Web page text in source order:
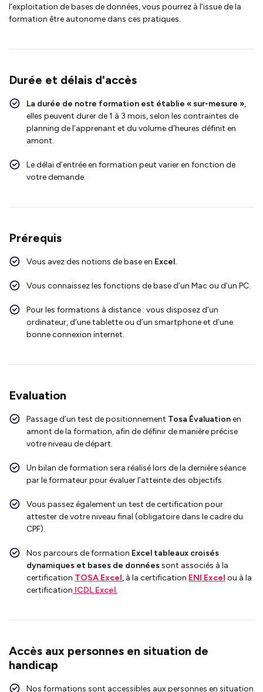
l’exploitation de bases de données, vous pourrez à l’issue de la
formation être autonome dans ces pratiques.
Durée et délais d'accès
La durée de notre formation est établie « sur-mesure »,
elles peuvent durer de 1 à 3 mois, selon les contraintes de
planning de l’apprenant et du volume d’heures définit en
amont.
Le délai d’entrée en formation peut varier en fonction de
votre demande.
Prérequis
Vous avez des notions de base en Excel.
Vous connaissez les fonctions de base d’un Mac ou d’un PC.
Pour les formations à distance : vous disposez d’un
ordinateur, d’une tablette ou d’un smartphone et d’une
bonne connexion internet.
Evaluation
Passage d’un test de positionnement Tosa Évaluationen
amont de la formation, afin de définir de manière précise
votre niveau de départ.
Un bilan de formation sera réalisé lors de la dernière séance
par le formateur pour évaluer l’atteinte des objectifs.
Vous passez également un test de certification pour
attester de votre niveau final (obligatoire dans le cadre du
CPF).
Nos parcours de formation Excel tableaux croisés
dynamiques et bases de donnéessont associés à la
certification TOSA Excel, à la certification ENI Excel ou à la
certification ICDL Excel.
Accès aux personnes en situation de
handicap
Nos formations sont accessibles aux personnes en situation